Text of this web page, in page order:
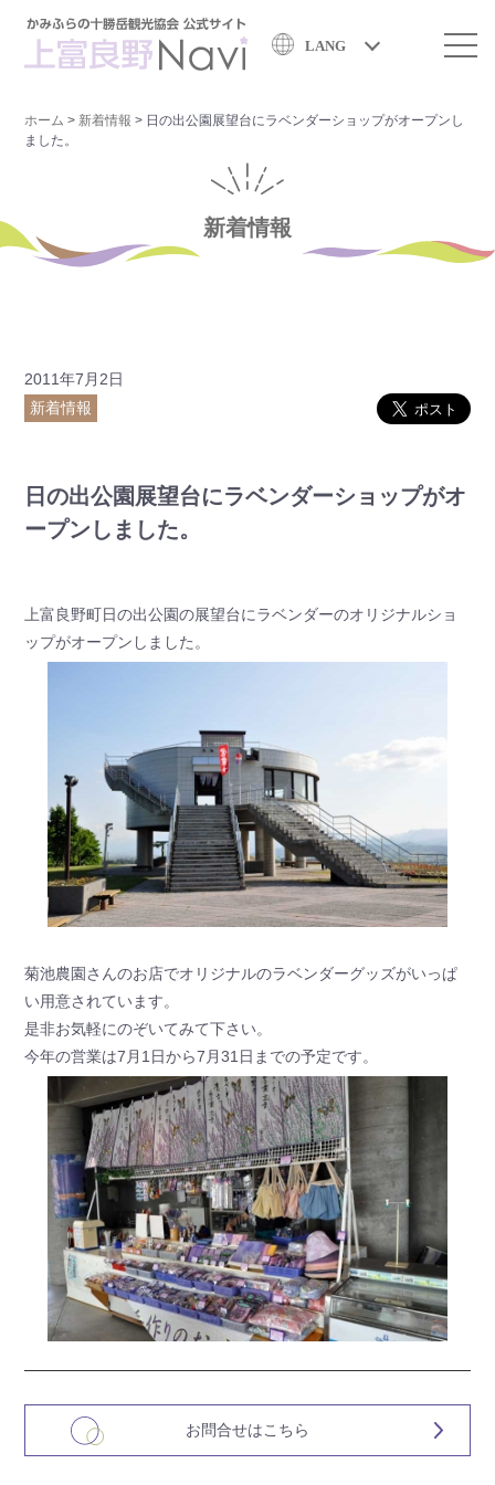
LANG
ホーム > 新着情報 > 日の出公園展望台にラベンダーショップがオープンし
ました。
新着情報
2011年7月2日
新着情報
日の出公園展望台にラベンダーショップがオ
ープンしました。
上富良野町日の出公園の展望台にラベンダーのオリジナルショ
ップがオープンしました。
菊池農園さんのお店でオリジナルのラベンダーグッズがいっぱ
い用意されています。
是非お気軽にのぞいてみて下さい。
今年の営業は7月1日から7月31日までの予定です。
お問合せはこちら